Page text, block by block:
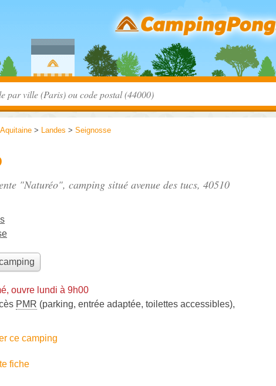
> Landes > Seignosse
"Naturéo", camping situé avenue des tucs, 40510
ouvre lundi à 9h00
PMR (parking, entrée adaptée, toilettes accessibles),
ce camping
fiche